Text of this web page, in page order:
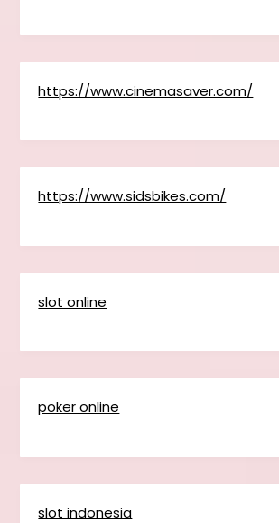
https://www.cinemasaver.com/
https://www.sidsbikes.com/
slot online
poker online
slot indonesia